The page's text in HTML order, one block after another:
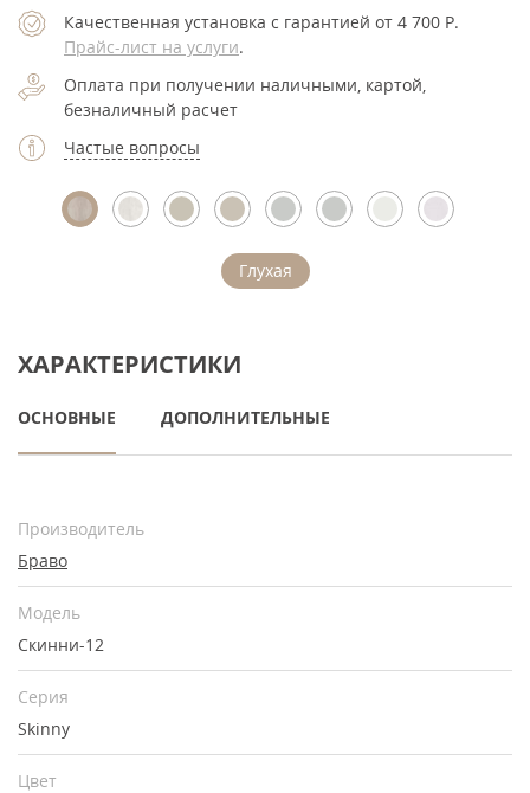
Качественная установка с гарантией от 4 700 Р.
Прайс-лист на услуги.
Оплата при получении наличными, картой,
безналичный расчет
Частые вопросы
Глухая
ХАРАКТЕРИСТИКИ
ОСНОВНЫЕ ДОПОЛНИТЕЛЬНЫЕ
Производитель
Браво
Модель
Скинни-12
Серия
Skinny
Цвет